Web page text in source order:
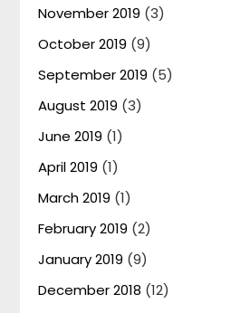
November 2019 (3)
October 2019 (9)
September 2019 (5)
August 2019 (3)
June 2019 (1)
April 2019 (1)
March 2019 (1)
February 2019 (2)
January 2019 (9)
December 2018 (12)